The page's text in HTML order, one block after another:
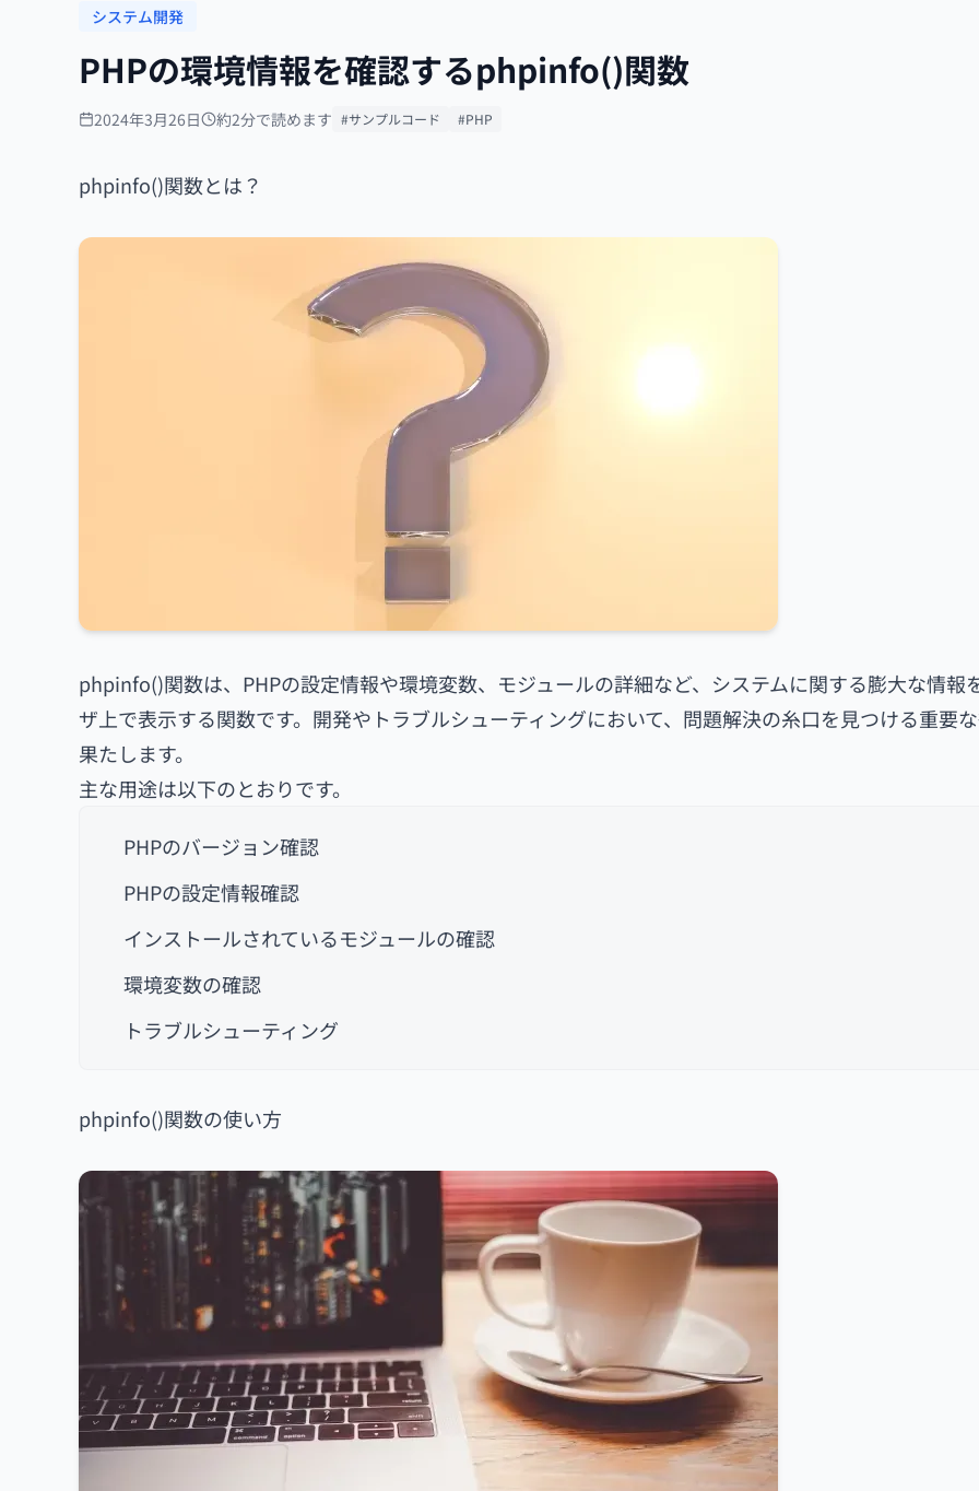
システム開発
PHPの環境情報を確認するphpinfo()関数
2024年3月26日 約2分で読めます #サンプルコード #PHP
phpinfo()関数とは？
phpinfo()関数は、PHPの設定情報や環境変数、モジュールの詳細など、システムに関する膨大な情報
ザ上で表示する関数です。開発やトラブルシューティングにおいて、問題解決の糸口を見つける重要
果たします。
主な用途は以下のとおりです。
PHPのバージョン確認
PHPの設定情報確認
インストールされているモジュールの確認
環境変数の確認
トラブルシューティング
phpinfo()関数の使い方